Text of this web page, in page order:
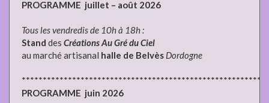
PROGRAMME juillet – août 2026
Tous les vendredis de 10h à 18h :
Stand des Créations Au Gré du Ciel
au marché artisanal halle de Belvès Dordogne
PROGRAMME juin 2026